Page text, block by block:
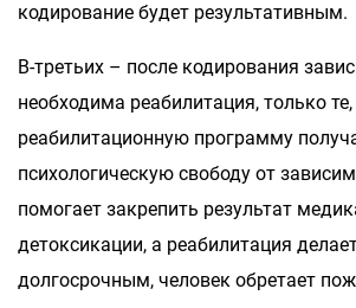
кодирование будет результативным.
В-третьих – после кодирования
необходима реабилитация, только
реабилитационную программу
психологическую свободу от
помогает закрепить результат
детоксикации, а реабилитация
долгосрочным, человек обретает